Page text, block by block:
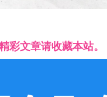
彩文章请收藏本站。